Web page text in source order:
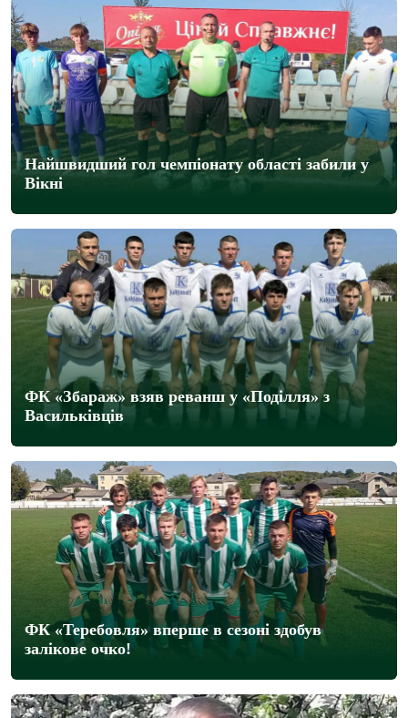
Найшвидший гол чемпіонату області забили у
Вікні
ФК «Збараж» взяв реванш у «Поділля» з
Васильківців
ФК «Теребовля» вперше в сезоні здобув
залікове очко!